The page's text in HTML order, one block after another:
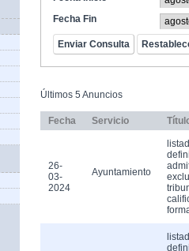
Fecha Fin
Últimos 5 Anuncios
Fecha Servicio
26-
03-
2024
Ayuntamiento